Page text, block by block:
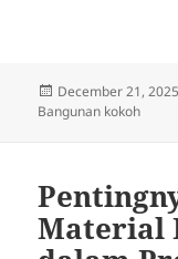
Posted
on
December 21, 2025
Bangunan kokoh
Material